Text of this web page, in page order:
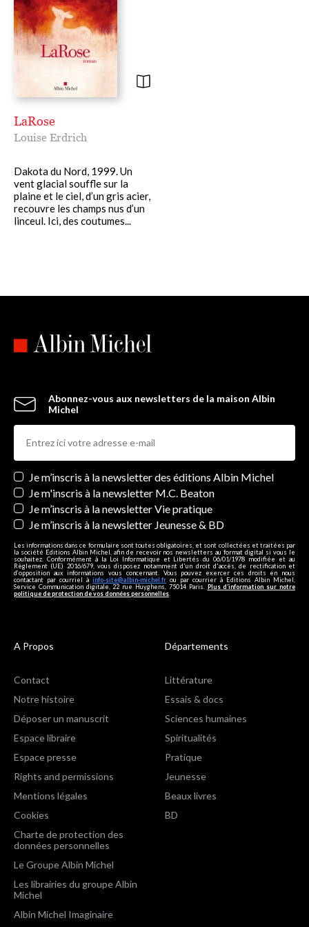
LaRose
Louise Erdrich
Dakota du Nord, 1999. Un
vent glacial souffle sur la
plaine et le ciel, d’un gris acier,
recouvre les champs nus d’un
linceul. Ici, des coutumes...
Abonnez-vous aux newsletters de la maison Albin
Michel
Newsletters
Je m’inscris à la newsletter des éditions Albin Michel
Je m'inscris à la newsletter M.C. Beaton
Je m’inscris à la newsletter Vie pratique
Je m’inscris à la newsletter Jeunesse & BD
Les informations dans ce formulaire sont toutes obligatoires, et sont collectées et traitées par
la société Editions Albin Michel, afin de recevoir nos newsletters au format digital si vous le
souhaitez. Conformément à la Loi Informatique et Libertés du 06/01/1978 modifiée et au
Règlement (UE) 2016/679, vous disposez notamment d'un droit d'accès, de rectification et
d’opposition aux informations vous concernant. Vous pouvez exercer ces droits en nous
contactant par courriel à info-site@albin-michel.fr ou par courrier à Editions Albin Michel,
Service Communication digitale, 22 rue Huyghens, 75014 Paris. Plus d’information sur notre
politique de protection de vos données personnelles
A Propos
Contact
Notre histoire
Déposer un manuscrit
Espace libraire
Espace presse
Rights and permissions
Mentions légales
Cookies
Charte de protection des
données personnelles
Le Groupe Albin Michel
Les librairies du groupe Albin
Michel
Albin Michel Imaginaire
Départements
Littérature
Essais & docs
Sciences humaines
Spiritualités
Pratique
Jeunesse
Beaux livres
BD